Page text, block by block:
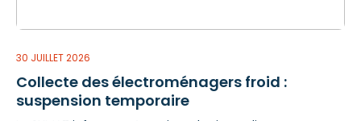
30 JUILLET 2026
Collecte des électroménagers froid :
suspension temporaire